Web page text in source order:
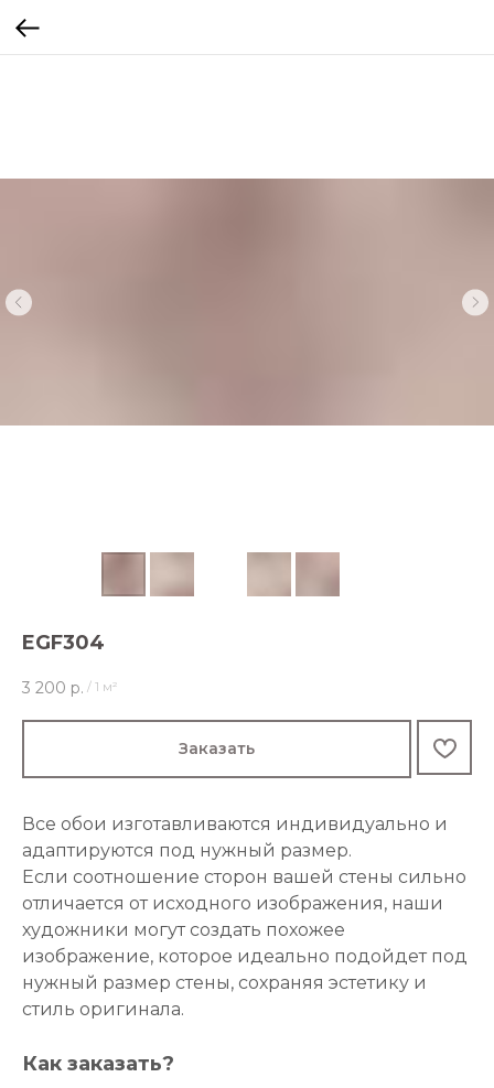
EGF304
3 200 р. / 1 м²
Заказать
Все обои изготавливаются индивидуально и
адаптируются под нужный размер.
Если соотношение сторон вашей стены сильно
отличается от исходного изображения, наши
художники могут создать похожее
изображение, которое идеально подойдет под
нужный размер стены, сохраняя эстетику и
стиль оригинала.
Как заказать?